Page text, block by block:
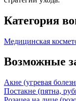
Категория
Медицинская
Возможные
Акне (угревая
Постакне (пятна,